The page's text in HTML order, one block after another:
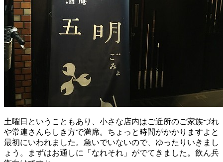
土曜日ということもあり、小さな店内はご近所のご家族づれ
や常連さんらしき方で満席。ちょっと時間がかかりますよと
最初にいわれました。急いでいないので、ゆったりいきまし
ょう。まずはお通しに「なれそれ」がでてきました。飲ん兵